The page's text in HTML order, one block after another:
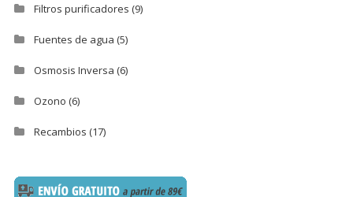
Filtros purificadores (9)
Fuentes de agua (5)
Osmosis Inversa (6)
Ozono (6)
Recambios (17)